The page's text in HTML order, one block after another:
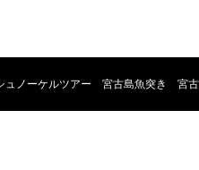
ノーケルツアー 宮古島魚突き 宮古